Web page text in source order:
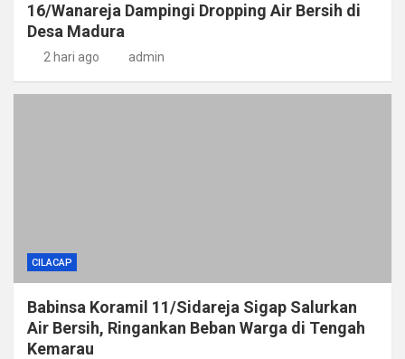
16/Wanareja Dampingi Dropping Air Bersih di
Desa Madura
2 hari ago admin
CILACAP
Babinsa Koramil 11/Sidareja Sigap Salurkan
Air Bersih, Ringankan Beban Warga di Tengah
Kemarau